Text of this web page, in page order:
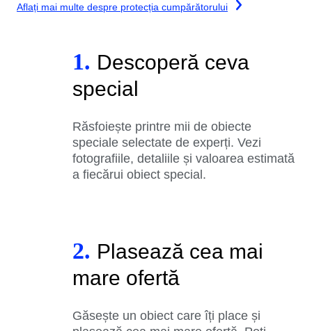
Aflați mai multe despre protecția cumpărătorului
1. Descoperă ceva
special
Răsfoiește printre mii de obiecte
speciale selectate de experți. Vezi
fotografiile, detaliile și valoarea estimată
a fiecărui obiect special.
2. Plasează cea mai
mare ofertă
Găsește un obiect care îți place și